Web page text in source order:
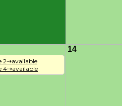
2⇢available
4⇢available
14